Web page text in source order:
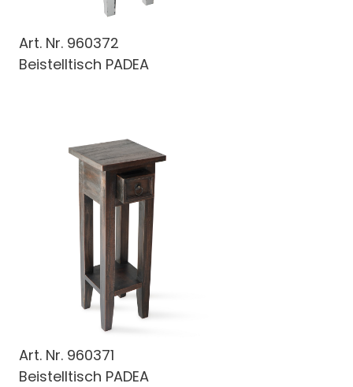
Art. Nr. 960372
Beistelltisch PADEA
Art. Nr. 960371
Beistelltisch PADEA